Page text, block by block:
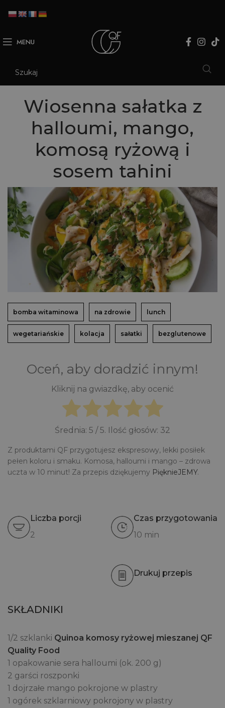
MENU
Wiosenna sałatka z
halloumi, mango,
komosą ryżową i
sosem tahini
bomba witaminowa na zdrowie lunch
wegetariańskie kolacja sałatki bezglutenowe
Oceń, aby doradzić innym!
Kliknij na gwiazdkę, aby ocenić
Średnia: 5 / 5. Ilość głosów: 32
Z produktami QF przygotujesz ekspresowy, lekki posiłek
pełen koloru i smaku. Komosa, halloumi i mango – zdrowa
uczta w 10 minut! Za przepis dziękujemy PięknieJEMY.
Liczba porcji
2
Czas przygotowania
10 min
Drukuj przepis
SKŁADNIKI
1/2 szklanki Quinoa komosy ryżowej mieszanej QF
Quality Food
1 opakowanie sera halloumi (ok. 200 g)
2 garści roszponki
1 dojrzałe mango pokrojone w plastry
1 ogórek szklarniowy pokrojony w plastry